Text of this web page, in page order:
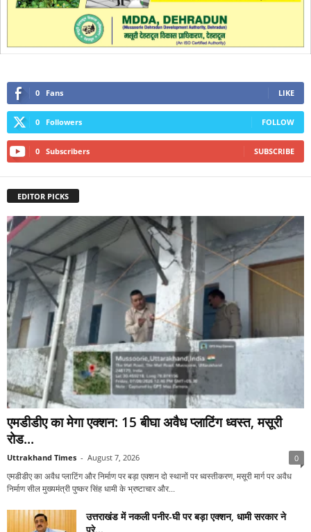
0 Fans LIKE
0 Followers FOLLOW
0 Subscribers SUBSCRIBE
EDITOR PICKS
एमडीडीए का मेगा एक्शन: 15 बीघा अवैध प्लाटिंग ध्वस्त, मसूरी
रोड...
Uttrakhand Times - August 7, 2026 0
एमडीडीए का अवैध प्लाटिंग और निर्माण पर बड़ा एक्शन दो स्थानों पर ध्वस्तीकरण, मसूरी मार्ग पर अवैध
निर्माण सील मुख्यमंत्री पुष्कर सिंह धामी के भ्रष्टाचार और...
उत्तराखंड में नकली पनीर-घी पर बड़ा एक्शन, धामी सरकार ने
पूरे...